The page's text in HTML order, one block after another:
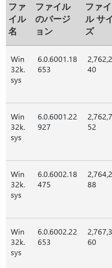
ファ
イル
名
ファイル
のバージ
ョン
ファイ
ル サ
ズ
Win
32k.
sys
6.0.6001.18
653
2,762,2
40
Win
32k.
sys
6.0.6001.22
927
2,762,7
52
Win
32k.
sys
6.0.6002.18
475
2,764,2
88
Win
32k.
sys
6.0.6002.22
653
2,767,3
60